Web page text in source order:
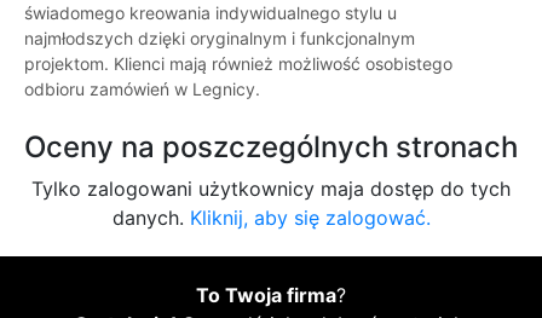
świadomego kreowania indywidualnego stylu u
najmłodszych dzięki oryginalnym i funkcjonalnym
projektom. Klienci mają również możliwość osobistego
odbioru zamówień w Legnicy.
Oceny na poszczególnych stronach
Tylko zalogowani użytkownicy maja dostęp do tych
danych. Kliknij, aby się zalogować.
To Twoja firma?